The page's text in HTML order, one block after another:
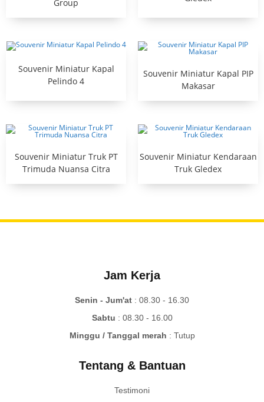
Group
Souvenir Miniatur Kapal
Pelindo 4
Souvenir Miniatur Kapal PIP
Makasar
Souvenir Miniatur Truk PT
Trimuda Nuansa Citra
Souvenir Miniatur Kendaraan
Truk Gledex
Jam Kerja
Senin - Jum'at : 08.30 - 16.30
Sabtu : 08.30 - 16.00
Minggu / Tanggal merah : Tutup
Tentang & Bantuan
Testimoni